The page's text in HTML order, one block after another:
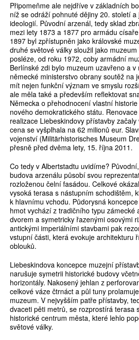
Připomeňme ale nejdříve v základních
níž se odráží pohnuté dějiny 20. století
ideologií. Původní arzenál, tedy sklad
mezi lety 1873 a 1877 pro armádu
1897 byl zpřístupněn jako královské
druhé světové války sloužil jako
posléze, od roku 1972, coby armádní
Berlínské zdi bylo muzeum uzavřeno a v
německé ministerstvo obrany soutěž na
mít nejen funkční význam ve smyslu
ale měla také a především reflektovat
Německa o přehodnocení vlastní
nového demokratického státu.
realizace Liebeskindovy přístavby
cena se vyšplhala na 62 milionů eur.
vojenství (Militärhistorisches Museum
přesně před dvěma lety, 15. října 2011.
Co tedy v Albertstadtu uvidíme?
budova arzenálu působí svou
rozloženou čelní fasádou. Celkové
vysoká terasa s nástupním schodištěm,
k hlavnímu vchodu. Půdorysná
hmot vychází z tradičního typu zámecké
dvorem a symetricky řazenými osovými
antickými imperiálními stavbami pak
vstupní části, která evokuje architekturu
oblouků.
Liebeskindova koncepce muzejní
narušuje symetrii historické budovy
horizontály. Nakosený jehlan z
celkové váze čtrnáct a půl tuny
muzeum. V nejvyšším patře přístavby,
dvaceti pěti metrů, se rozprostírá terasa
historické centrum města, které lehlo
světové války.